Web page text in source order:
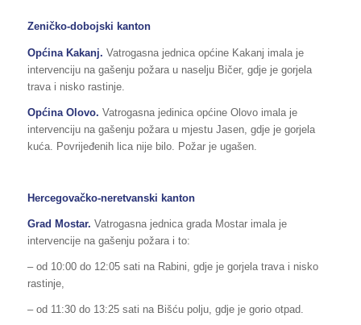
Zeničko-dobojski kanton
Općina Kakanj. Vatrogasna jednica općine Kakanj imala je
intervenciju na gašenju požara u naselju Bičer, gdje je gorjela
trava i nisko rastinje.
Općina Olovo. Vatrogasna jedinica općine Olovo imala je
intervenciju na gašenju požara u mjestu Jasen, gdje je gorjela
kuća. Povrijeđenih lica nije bilo. Požar je ugašen.
Hercegovačko-neretvanski kanton
Grad Mostar. Vatrogasna jednica grada Mostar imala je
intervencije na gašenju požara i to:
– od 10:00 do 12:05 sati na Rabini, gdje je gorjela trava i nisko
rastinje,
– od 11:30 do 13:25 sati na Bišću polju, gdje je gorio otpad.